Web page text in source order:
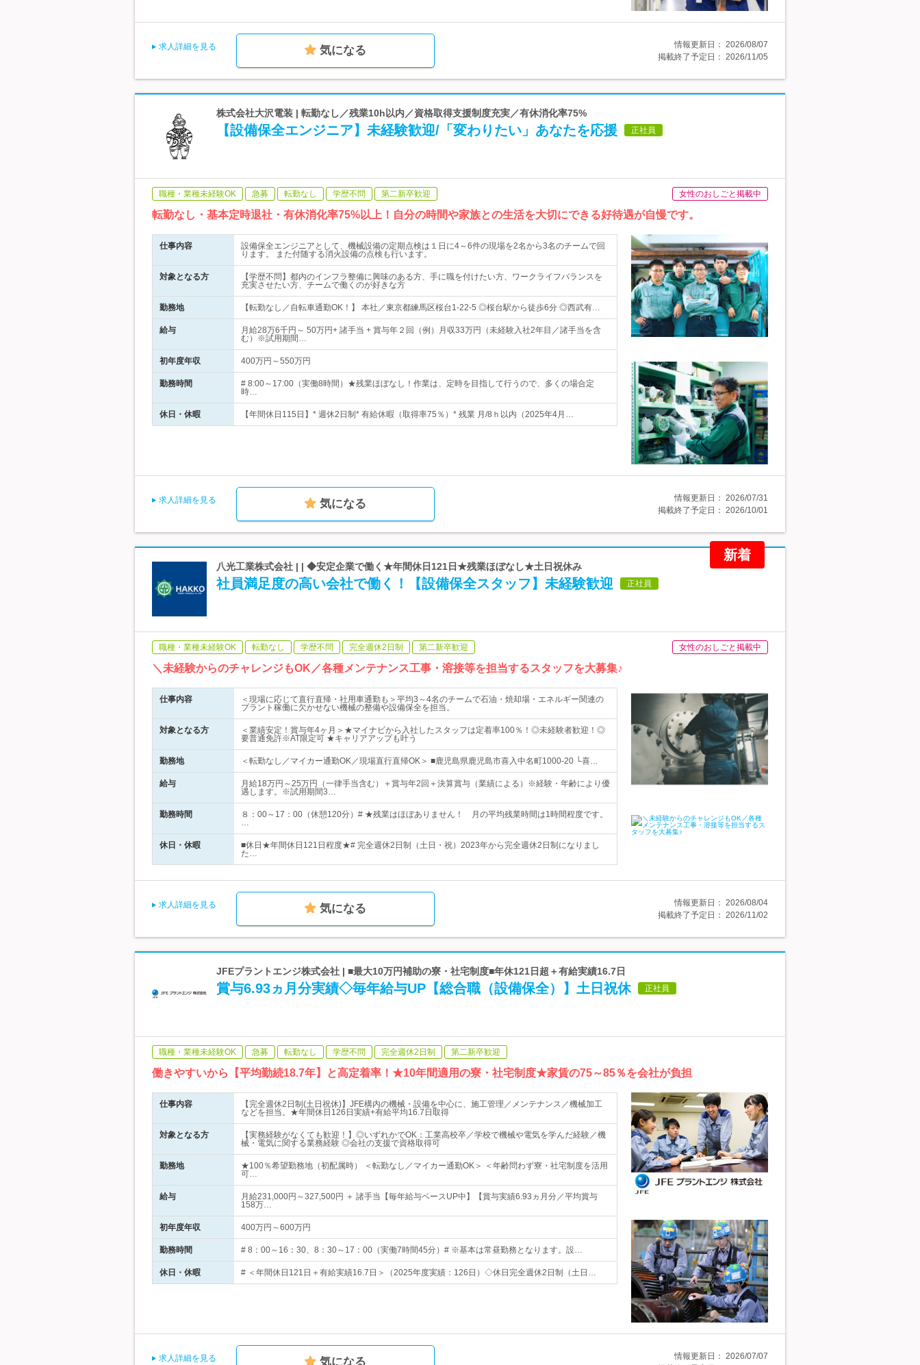
求人詳細を見る 気になる 情報更新日： 2026/08/07
掲載終了予定日： 2026/11/05
株式会社大沢電装 | 転勤なし／残業10h以内／資格取得支援制度充実／有休消化率75%
【設備保全エンジニア】未経験歓迎/「変わりたい」あなたを応援 正社員
職種・業種未経験OK 急募 転勤なし 学歴不問 第二新卒歓迎 女性のおしごと掲載中
転勤なし・基本定時退社・有休消化率75%以上！自分の時間や家族との生活を大切にできる好待遇が自慢です。
仕事内容
設備保全エンジニアとして、機械設備の定期点検は１日に4～6件の現場を2名から3名のチームで回
ります。 また付随する消火設備の点検も行います。
対象となる方
【学歴不問】都内のインフラ整備に興味のある方、手に職を付けたい方、ワークライフバランスを
充実させたい方、チームで働くのが好きな方
勤務地 【転勤なし／自転車通勤OK！】 本社／東京都練馬区桜台1-22-5 ◎桜台駅から徒歩6分 ◎西武有…
給与
月給28万6千円～ 50万円+ 諸手当 + 賞与年２回（例）月収33万円（未経験入社2年目／諸手当を含
む）※試用期間…
初年度年収 400万円～550万円
勤務時間
# 8:00～17:00（実働8時間）★残業ほぼなし！作業は、定時を目指して行うので、多くの場合定
時…
休日・休暇 【年間休日115日】* 週休2日制* 有給休暇（取得率75％）* 残業 月/8ｈ以内（2025年4月…
求人詳細を見る 気になる 情報更新日： 2026/07/31
掲載終了予定日： 2026/10/01
新着
八光工業株式会社 | | ◆安定企業で働く★年間休日121日★残業ほぼなし★土日祝休み
社員満足度の高い会社で働く！【設備保全スタッフ】未経験歓迎 正社員
職種・業種未経験OK 転勤なし 学歴不問 完全週休2日制 第二新卒歓迎 女性のおしごと掲載中
＼未経験からのチャレンジもOK／各種メンテナンス工事・溶接等を担当するスタッフを大募集♪
仕事内容
＜現場に応じて直行直帰・社用車通勤も＞平均3～4名のチームで石油・焼却場・エネルギー関連の
プラント稼働に欠かせない機械の整備や設備保全を担当。
対象となる方
＜業績安定！賞与年4ヶ月＞★マイナビから入社したスタッフは定着率100％！◎未経験者歓迎！◎
要普通免許※AT限定可 ★キャリアアップも叶う
勤務地 ＜転勤なし／マイカー通勤OK／現場直行直帰OK＞ ■鹿児島県鹿児島市喜入中名町1000-20 └喜…
給与
月給18万円～25万円（一律手当含む）＋賞与年2回＋決算賞与（業績による）※経験・年齢により優
遇します。※試用期間3…
勤務時間
８：00～17：00（休憩120分）# ★残業はほぼありません！ 月の平均残業時間は1時間程度です。
…
休日・休暇
■休日★年間休日121日程度★# 完全週休2日制（土日・祝）2023年から完全週休2日制になりまし
た…
求人詳細を見る 気になる 情報更新日： 2026/08/04
掲載終了予定日： 2026/11/02
JFEプラントエンジ株式会社 | ■最大10万円補助の寮・社宅制度■年休121日超＋有給実績16.7日
賞与6.93ヵ月分実績◇毎年給与UP【総合職（設備保全）】土日祝休 正社員
職種・業種未経験OK 急募 転勤なし 学歴不問 完全週休2日制 第二新卒歓迎
働きやすいから【平均勤続18.7年】と高定着率！★10年間適用の寮・社宅制度★家賃の75～85％を会社が負担
仕事内容
【完全週休2日制(土日祝休)】JFE構内の機械・設備を中心に、施工管理／メンテナンス／機械加工
などを担当。★年間休日126日実績+有給平均16.7日取得
対象となる方
【実務経験がなくても歓迎！】◎いずれかでOK：工業高校卒／学校で機械や電気を学んだ経験／機
械・電気に関する業務経験 ◎会社の支援で資格取得可
勤務地
★100％希望勤務地（初配属時） ＜転勤なし／マイカー通勤OK＞ ＜年齢問わず寮・社宅制度を活用
可…
給与
月給231,000円～327,500円 ＋ 諸手当【毎年給与ベースUP中】【賞与実績6.93ヵ月分／平均賞与
158万…
初年度年収 400万円～600万円
勤務時間 # 8：00～16：30、8：30～17：00（実働7時間45分）# ※基本は常昼勤務となります。設…
休日・休暇 # ＜年間休日121日＋有給実績16.7日＞（2025年度実績：126日）◇休日完全週休2日制（土日…
求人詳細を見る 気になる 情報更新日： 2026/07/07